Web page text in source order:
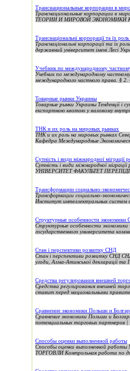
Транснациональные корпорации в
Транснациональные корпорации
ТЕОРИИ И МИРОВОЙ ЭКОНОМИКИ
Транснаціональні корпорації та їх
Транснаціональні корпорації та їх
державний університет імені Лесі
Учебник по международному
Учебник по международному
международного частного права. §
Товарные рынки Украины
Товарные рынки Украины Тенденції і
експортною квотою у валовому
ТНК и их роль на мировых рынках
ТНК и их роль на мировых рынках
Кафедра Международные
Сутність і види міжнародної міграції
Сутність і види міжнародної
УНІВЕРСИТЕТ ФАКУЛЬТЕТ
Трансформации социально-
Трансформации социально-
Институт интеллектуальных систем
Структурные особенности
Структурные особенности
государственного университета
Стан і перспективи розвитку СНД
Стан і перспективи розвитку СНД
угоди, Алма-Атинської декларації та
Средства регулирования внешней
Средства регулирования внешней
ставит перед национальными
Сравнение экономики Польши и
Сравнение экономики Польши и
потенциальных торговых партнеров |
Способы оценки выполненной работы
Способы оценки выполненной
ТОРГОВЛИ Контрольная работа по